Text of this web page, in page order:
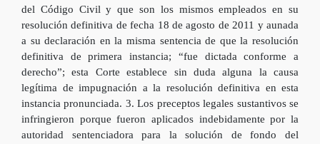
del Código Civil y que son los mismos empleados en su
resolución definitiva de fecha 18 de agosto de 2011 y aunada
a su declaración en la misma sentencia de que la resolución
definitiva de primera instancia; “fue dictada conforme a
derecho”; esta Corte establece sin duda alguna la causa
legítima de impugnación a la resolución definitiva en esta
instancia pronunciada. 3. Los preceptos legales sustantivos se
infringieron porque fueron aplicados indebidamente por la
autoridad sentenciadora para la solución de fondo del